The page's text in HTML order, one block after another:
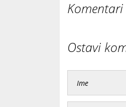
Komentari
Ostavi